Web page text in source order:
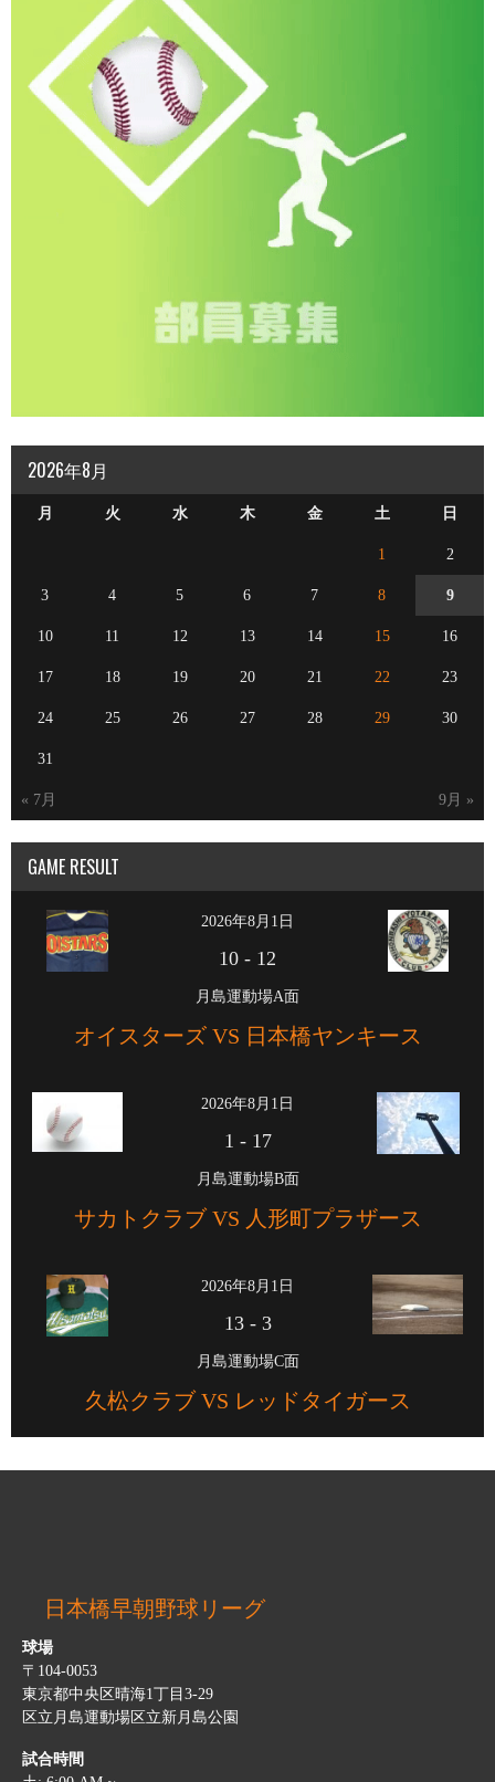
2026年8月
月 火 水 木 金 土 日
« 7月 9月 »
1 2
3 4 5 6 7 8 9
10 11 12 13 14 15 16
17 18 19 20 21 22 23
24 25 26 27 28 29 30
31
GAME RESULT
2026年8月1日
10 - 12
月島運動場A面
オイスターズ VS 日本橋ヤンキース
2026年8月1日
1 - 17
月島運動場B面
サカトクラブ VS 人形町プラザース
2026年8月1日
13- 3
月島運動場C面
久松クラブ VS レッドタイガース
日本橋早朝野球リーグ
球場
〒104-0053
東京都中央区晴海1丁目3-29
区立月島運動場区立新月島公園
試合時間